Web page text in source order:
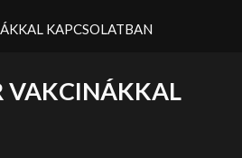
KAPCSOLATBAN
VAKCINÁKKAL